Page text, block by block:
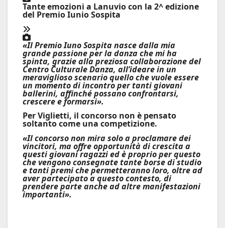
Tante emozioni a Lanuvio con la 2^ edizione
del Premio Iunio Sospita
«Il Premio Iuno Sospita nasce dalla mia
grande passione per la danza che mi ha
spinta, grazie alla preziosa collaborazione del
Centro Culturale Danza, all’ideare in un
meraviglioso scenario quello che vuole essere
un momento di incontro per tanti giovani
ballerini, affinché possano confrontarsi,
crescere e formarsi».
Per Viglietti, il concorso non è pensato
soltanto come una competizione.
«Il concorso non mira solo a proclamare dei
vincitori, ma offre opportunità di crescita a
questi giovani ragazzi ed è proprio per questo
che vengono consegnate tante borse di studio
e tanti premi che permetteranno loro, oltre ad
aver partecipato a questo contesto, di
prendere parte anche ad altre manifestazioni
importanti».